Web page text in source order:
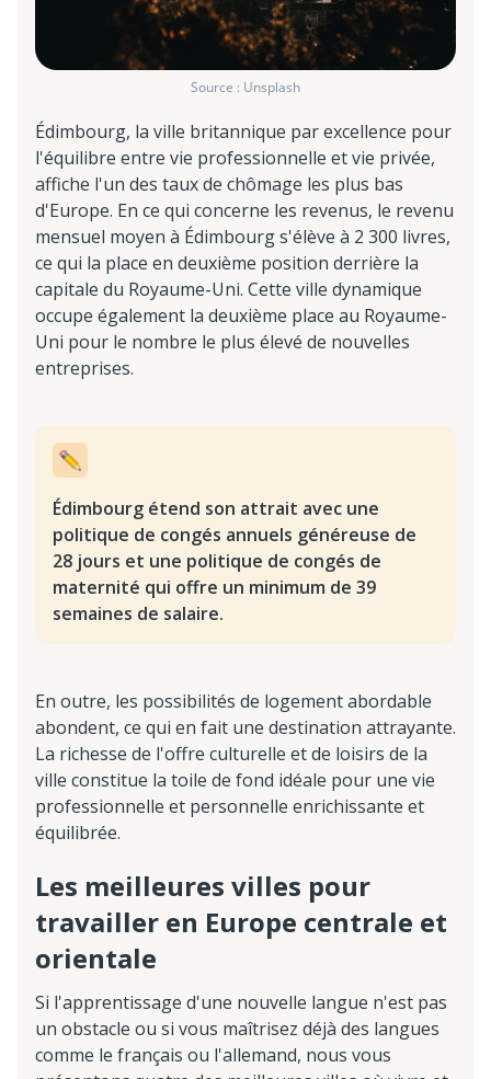
Source : Unsplash
Édimbourg, la ville britannique par excellence pour
l'équilibre entre vie professionnelle et vie privée,
affiche l'un des taux de chômage les plus bas
d'Europe. En ce qui concerne les revenus, le revenu
mensuel moyen à Édimbourg s'élève à 2 300 livres,
ce qui la place en deuxième position derrière la
capitale du Royaume-Uni. Cette ville dynamique
occupe également la deuxième place au Royaume-
Uni pour le nombre le plus élevé de nouvelles
entreprises.
Édimbourg étend son attrait avec une
politique de congés annuels généreuse de
28 jours et une politique de congés de
maternité qui offre un minimum de 39
semaines de salaire.
En outre, les possibilités de logement abordable
abondent, ce qui en fait une destination attrayante.
La richesse de l'offre culturelle et de loisirs de la
ville constitue la toile de fond idéale pour une vie
professionnelle et personnelle enrichissante et
équilibrée.
Les meilleures villes pour
travailler en Europe centrale et
orientale
Si l'apprentissage d'une nouvelle langue n'est pas
un obstacle ou si vous maîtrisez déjà des langues
comme le français ou l'allemand, nous vous